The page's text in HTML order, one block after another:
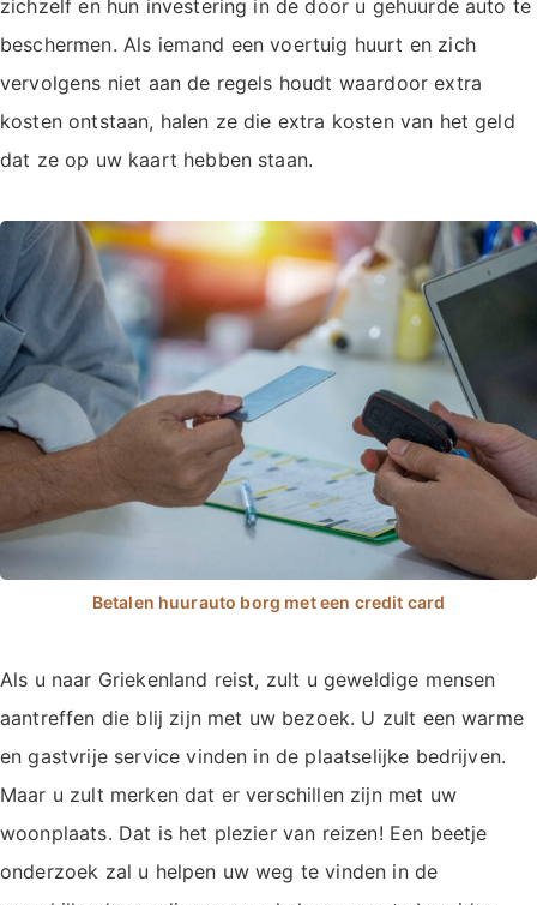
zichzelf en hun investering in de door u gehuurde auto te
beschermen. Als iemand een voertuig huurt en zich
vervolgens niet aan de regels houdt waardoor extra
kosten ontstaan, halen ze die extra kosten van het geld
dat ze op uw kaart hebben staan.
Als u naar Griekenland reist, zult u geweldige mensen
aantreffen die blij zijn met uw bezoek. U zult een warme
en gastvrije service vinden in de plaatselijke bedrijven.
Maar u zult merken dat er verschillen zijn met uw
woonplaats. Dat is het plezier van reizen! Een beetje
onderzoek zal u helpen uw weg te vinden in de